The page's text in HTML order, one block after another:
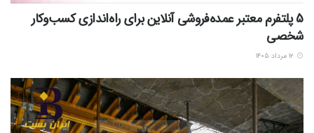
5 پلتفرم معتبر عمده‌فروشی آنلاین برای راه‌اندازی کسب‌وکار
شخصی